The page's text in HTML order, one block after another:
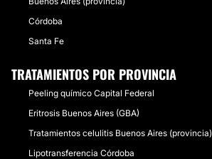
Córdoba
Santa Fe
TRATAMIENTOS POR PROVINCIA
Peeling químico Capital Federal
Eritrosis Buenos Aires (GBA)
Tratamientos celulitis Buenos Aires (provincia)
Lipotransferencia Córdoba